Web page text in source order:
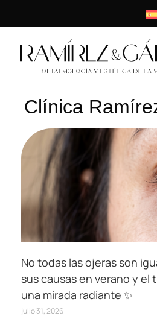
Clínica
No todas las ojeras son
sus causas en verano y el
una mirada radiante ✨
julio 31, 2026